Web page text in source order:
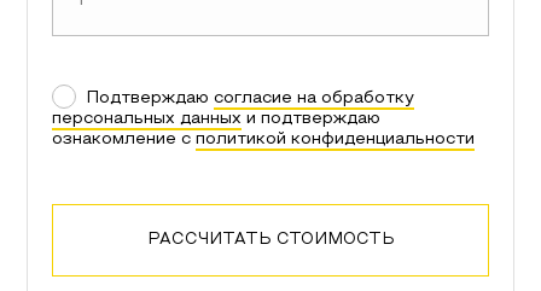
Подтверждаю согласие на обработку
персональных данных и подтверждаю
ознакомление с политикой конфиденциальности
РАССЧИТАТЬ СТОИМОСТЬ